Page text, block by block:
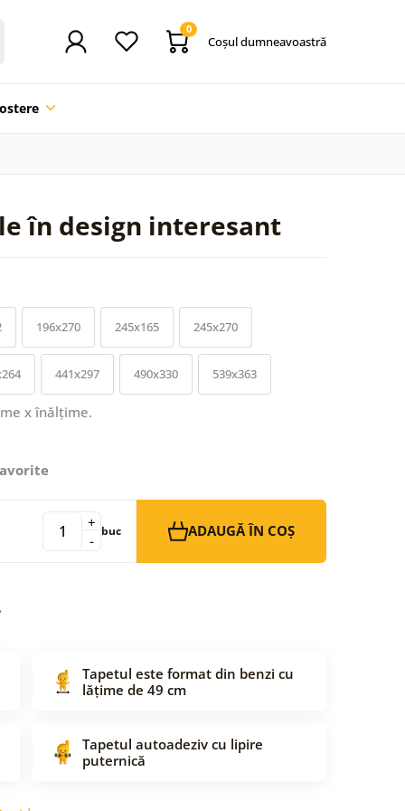
0
Coşul dumneavoastră
în design interesant
196x270 245x165 245x270
441x297 490x330 539x363
x înălțime.
-
+ buc ADAUGĂ ÎN COȘ
Tapetul este format din benzi cu
lățime de 49 cm
Tapetul autoadeziv cu lipire
puternică